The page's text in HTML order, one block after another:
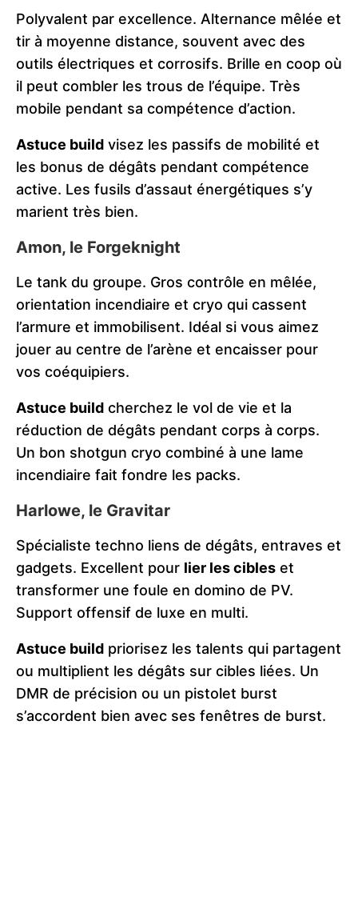
Polyvalent par excellence. Alternance mêlée et
tir à moyenne distance, souvent avec des
outils électriques et corrosifs. Brille en coop où
il peut combler les trous de l’équipe. Très
mobile pendant sa compétence d’action.
Astuce build visez les passifs de mobilité et
les bonus de dégâts pendant compétence
active. Les fusils d’assaut énergétiques s’y
marient très bien.
Amon, le Forgeknight
Le tank du groupe. Gros contrôle en mêlée,
orientation incendiaire et cryo qui cassent
l’armure et immobilisent. Idéal si vous aimez
jouer au centre de l’arène et encaisser pour
vos coéquipiers.
Astuce build cherchez le vol de vie et la
réduction de dégâts pendant corps à corps.
Un bon shotgun cryo combiné à une lame
incendiaire fait fondre les packs.
Harlowe, le Gravitar
Spécialiste techno liens de dégâts, entraves et
gadgets. Excellent pour lier les cibles et
transformer une foule en domino de PV.
Support offensif de luxe en multi.
Astuce build priorisez les talents qui partagent
ou multiplient les dégâts sur cibles liées. Un
DMR de précision ou un pistolet burst
s’accordent bien avec ses fenêtres de burst.